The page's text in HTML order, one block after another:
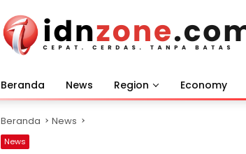
Beranda News Region Economy
Beranda News
News